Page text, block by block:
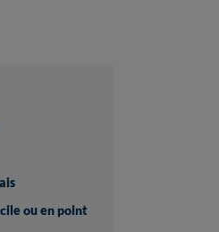
ou en point